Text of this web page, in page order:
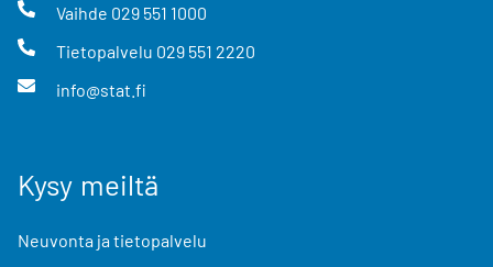
Vaihde 029 551 1000
Tietopalvelu 029 551 2220
info@stat.fi
Kysy meiltä
Neuvonta ja tietopalvelu